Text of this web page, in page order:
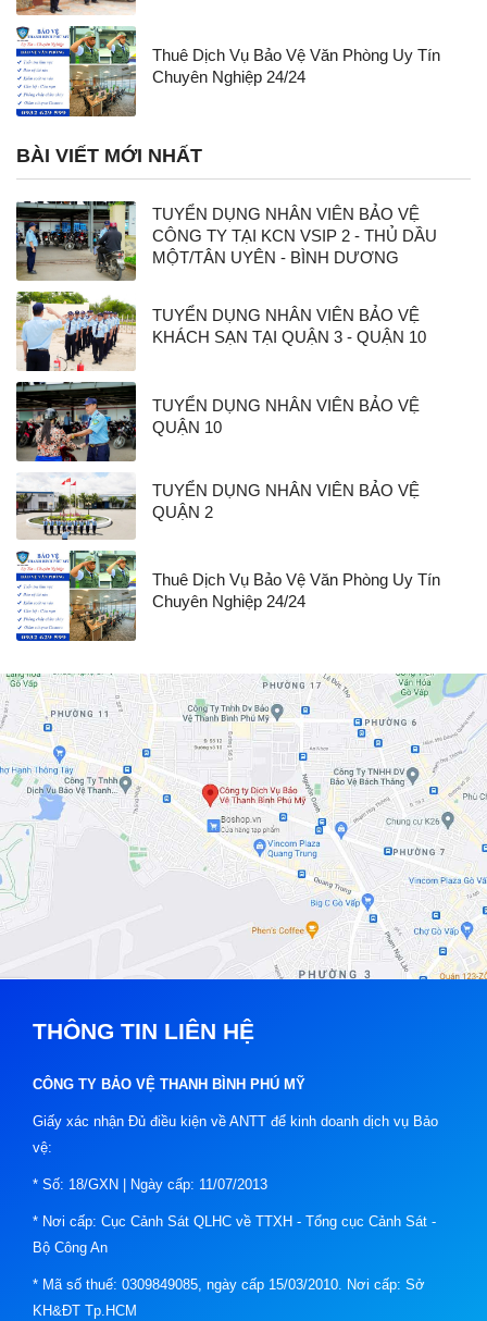
Thuê Dịch Vụ Bảo Vệ Văn Phòng Uy Tín
Chuyên Nghiệp 24/24
BÀI VIẾT MỚI NHẤT
TUYỂN DỤNG NHÂN VIÊN BẢO VỆ
CÔNG TY TẠI KCN VSIP 2 - THỦ DẦU
MỘT/TÂN UYÊN - BÌNH DƯƠNG
TUYỂN DỤNG NHÂN VIÊN BẢO VỆ
KHÁCH SẠN TẠI QUẬN 3 - QUẬN 10
TUYỂN DỤNG NHÂN VIÊN BẢO VỆ
QUẬN 10
TUYỂN DỤNG NHÂN VIÊN BẢO VỆ
QUẬN 2
Thuê Dịch Vụ Bảo Vệ Văn Phòng Uy Tín
Chuyên Nghiệp 24/24
THÔNG TIN LIÊN HỆ
CÔNG TY BẢO VỆ THANH BÌNH PHÚ MỸ
Giấy xác nhận Đủ điều kiện về ANTT để kinh doanh dịch vụ Bảo
vệ:
* Số: 18/GXN | Ngày cấp: 11/07/2013
* Nơi cấp: Cục Cảnh Sát QLHC về TTXH - Tổng cục Cảnh Sát -
Bộ Công An
* Mã số thuế: 0309849085, ngày cấp 15/03/2010. Nơi cấp: Sở
KH&ĐT Tp.HCM